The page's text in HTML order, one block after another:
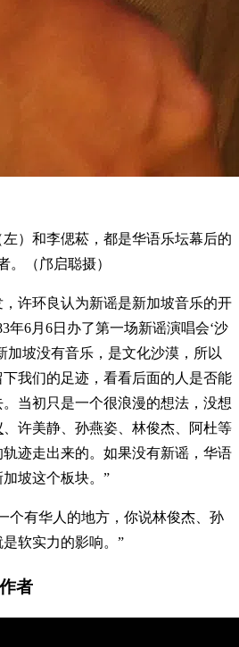
）和李偲菘，都是华语乐坛幕后的
。（邝启聪摄）
许环良认为新谣是新加坡音乐的开
年6月6日办了第一场新谣演唱会‘沙
加坡没有音乐，是文化沙漠，所以
我们的足迹，看看后面的人是否能
当初只是一个很浪漫的想法，没想
、许美静、孙燕姿、林俊杰、阿杜等
迹走出来的。如果没有新谣，华语
坡这个板块。”
个有华人的地方，你说林俊杰、孙
软实力的影响。”
者